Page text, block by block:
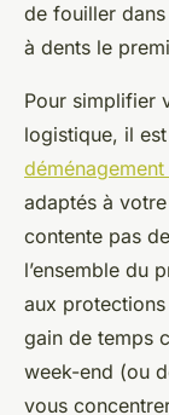
de fouiller
à dents le
Pour simplifier
logistique, il
adaptés à
contente pas
l’ensemble du
aux protections
gain de temps
week-end (ou
vous